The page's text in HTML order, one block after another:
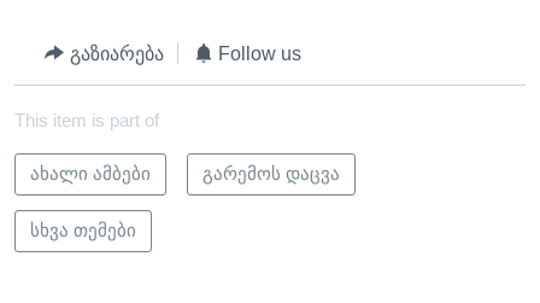
გაზიარება Follow us
This item is part of
ახალი ამბები გარემოს დაცვა
სხვა თემები